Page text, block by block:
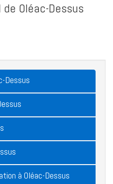
Oléac-Dessus
Dessus
à Oléac-Dessus